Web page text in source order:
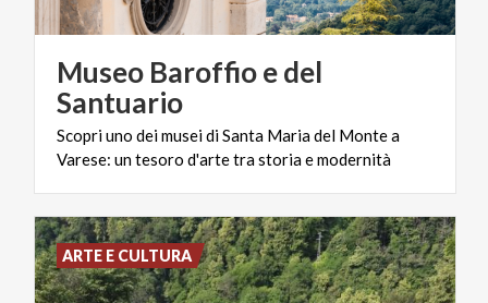
Museo Baroffio e del
Santuario
Scopriuno deimuseidiSanta Mariadel Montea
Varese: untesoro d'artetrastoriaemodernità
ARTE E CULTURA